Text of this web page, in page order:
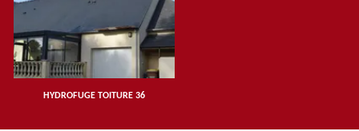
HYDROFUGE TOITURE 36